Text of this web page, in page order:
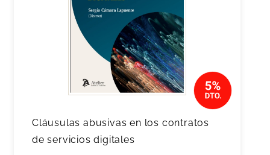
Cláusulas abusivas en los contratos
de servicios digitales